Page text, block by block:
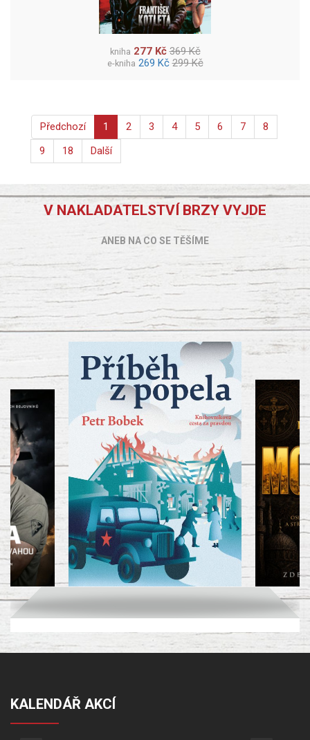
kniha 277 Kč 369 Kč
e-kniha 269 Kč 299 Kč
Předchozí 1 2 3 4 5 6 7
8
9
18 Další
V NAKLADATELSTVÍ BRZY VYJDE
ANEB NA CO SE TĚŠÍME
KALENDÁŘ AKCÍ